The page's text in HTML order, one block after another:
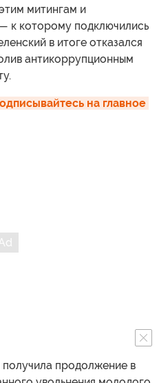
митингам и
к которому подключились
в итоге отказался
антикоррупционным
на главное
получила продолжение в